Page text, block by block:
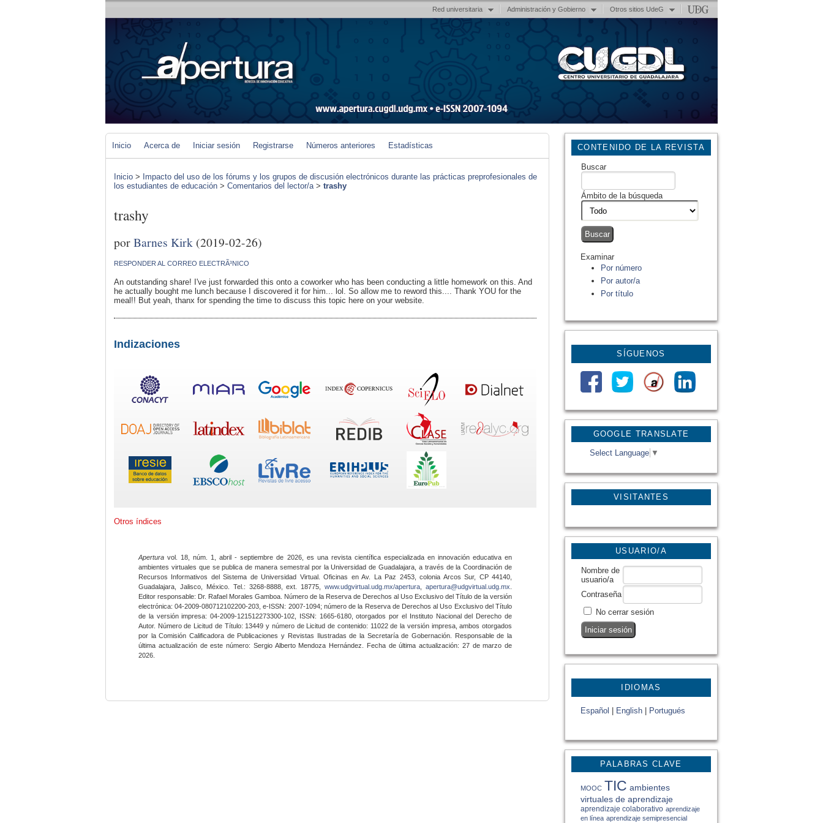
Red universitaria Administración y Gobierno Otros sitios UdeG
GOOGLE TRANSLATE
Select Language ▼
VISITANTES
CONTENIDO DE LA REVISTA
Buscar
Ámbito de la búsqueda
Examinar
Por número
Por autor/a
Por título
SÍGUENOS
USUARIO/A
Nombre de
usuario/a
Contraseña
No cerrar sesión
IDIOMAS
Español English Portugués
PALABRAS CLAVE
MOOC TIC ambientes
virtuales de aprendizaje
aprendizaje colaborativo aprendizaje
en línea aprendizaje semipresencial
Inicio Acerca de Iniciar sesión Registrarse Números anteriores Estadísticas
Inicio > Impacto del uso de los fórums y los grupos de discusión electrónicos durante las prácticas preprofesionales de
los estudiantes de educación > Comentarios del lector/a> trashy
trashy
porBarnes Kirk (2019-02-26)
RESPONDER AL CORREO ELECTRÃ³NICO
An outstanding share! I've just forwarded this onto a coworker who has been conducting a little homework on this. And
he actually bought me lunch because I discovered it for him... lol. So allow me to reword this.... Thank YOU for the
meal!! But yeah, thanx for spending the time to discuss this topic here on your website.
Indizaciones
Otros índices
Apertura vol. 18, núm. 1, abril - septiembre de 2026, es una revista científica especializada en innovación educativa en
ambientes virtuales que se publica de manera semestral por la Universidad de Guadalajara, a través de la Coordinación de
Recursos Informativos del Sistema de Universidad Virtual. Oficinas en Av. La Paz 2453, colonia Arcos Sur, CP 44140,
Guadalajara, Jalisco, México. Tel.: 3268-8888, ext. 18775,www.udgvirtual.udg.mx/apertura apertura@udgvirtual.udg.mx
Editor responsable: Dr. Rafael Morales Gamboa. Número de la Reserva de Derechos al Uso Exclusivo del Título de la versión
electrónica: 04-2009-080712102200-203, e-ISSN: 2007-1094; número de la Reserva de Derechos al Uso Exclusivo del Título
de la versión impresa: 04-2009-121512273300-102, ISSN: 1665-6180, otorgados por el Instituto Nacional del Derecho de
Autor. Número de Licitud de Título: 13449 y número de Licitud de contenido: 11022 de la versión impresa, ambos otorgados
por la Comisión Calificadora de Publicaciones y Revistas Ilustradas de la Secretaría de Gobernación. Responsable de la
última actualización de este número: Sergio Alberto Mendoza Hernández. Fecha de última actualización: 27 de marzo de
2026.